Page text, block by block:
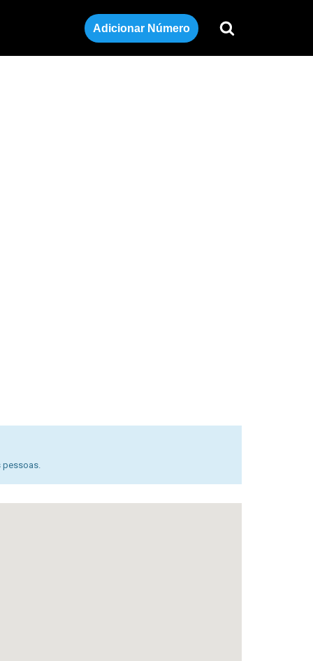
Adicionar Número
pessoas.